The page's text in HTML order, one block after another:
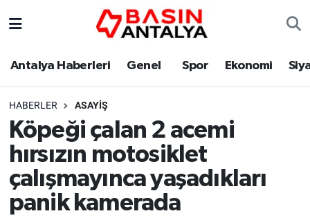
Antalya Haberleri Genel Spor Ekonomi
HABERLER ASAYIŞ
Köpeği çalan 2 acemi
hırsızın motosiklet
çalışmayınca yaşadıkları
panik kamerada